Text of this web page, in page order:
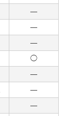
―
―
―
◯
―
―
―